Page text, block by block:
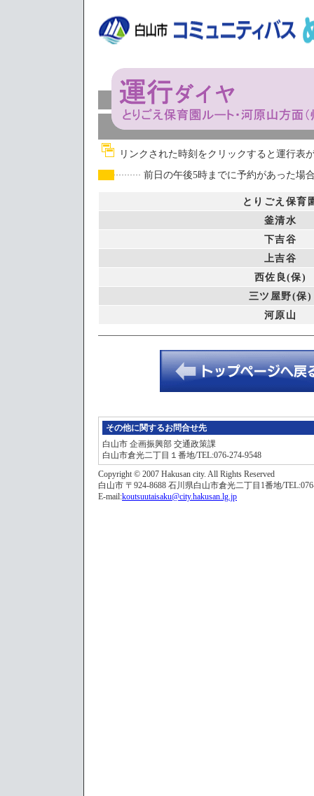
リンクされた時刻をクリックすると運行表
前日の午後5時までに予約があった場
とりごえ保育
釜清水
下吉谷
上吉谷
西佐良(保)
三ツ屋野(保)
河原山
その他に関するお問合せ先
白山市 企画振興部 交通政策課
白山市倉光二丁目１番地/TEL:076-274-9548
Copyright © 2007 Hakusan city. All Rights Reserved
白山市 〒924-8688 石川県白山市倉光二丁目1番地/
E-mail:koutsuutaisaku@city.hakusan.lg.jp